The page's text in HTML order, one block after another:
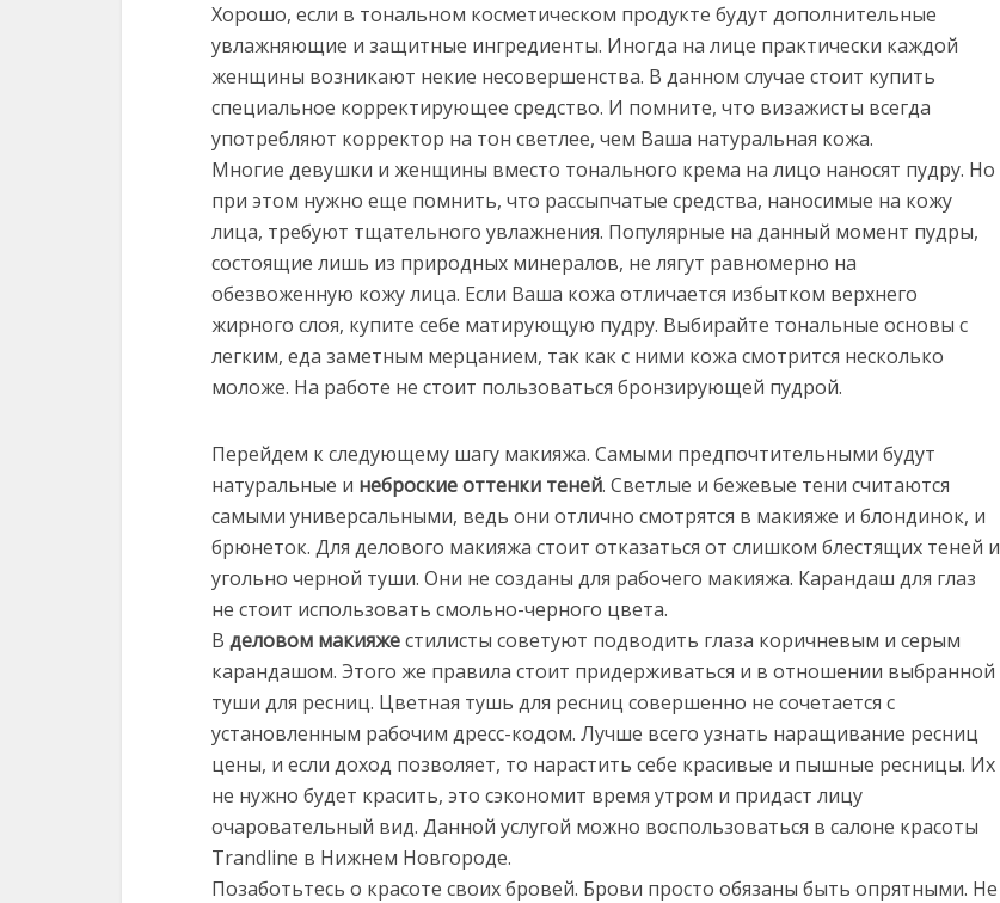
Хорошо, если в тональном косметическом продукте будут дополнительные
увлажняющие и защитные ингредиенты. Иногда на лице практически каждой
женщины возникают некие несовершенства. В данном случае стоит купить
специальное корректирующее средство. И помните, что визажисты всегда
употребляют корректор на тон светлее, чем Ваша натуральная кожа.
Многие девушки и женщины вместо тонального крема на лицо наносят пудру. Но
при этом нужно еще помнить, что рассыпчатые средства, наносимые на кожу
лица, требуют тщательного увлажнения. Популярные на данный момент пудры,
состоящие лишь из природных минералов, не лягут равномерно на
обезвоженную кожу лица. Если Ваша кожа отличается избытком верхнего
жирного слоя, купите себе матирующую пудру. Выбирайте тональные основы с
легким, еда заметным мерцанием, так как с ними кожа смотрится несколько
моложе. На работе не стоит пользоваться бронзирующей пудрой.
Перейдем к следующему шагу макияжа. Самыми предпочтительными будут
натуральные и неброские оттенки теней. Светлые и бежевые тени считаются
самыми универсальными, ведь они отлично смотрятся в макияже и блондинок, и
брюнеток. Для делового макияжа стоит отказаться от слишком блестящих теней и
угольно черной туши. Они не созданы для рабочего макияжа. Карандаш для глаз
не стоит использовать смольно-черного цвета.
В деловом макияжестилисты советуют подводить глаза коричневым и серым
карандашом. Этого же правила стоит придерживаться и в отношении выбранной
туши для ресниц. Цветная тушь для ресниц совершенно не сочетается с
установленным рабочим дресс-кодом. Лучше всего узнать наращивание ресниц
цены, и если доход позволяет, то нарастить себе красивые и пышные ресницы. Их
не нужно будет красить, это сэкономит время утром и придаст лицу
очаровательный вид. Данной услугой можно воспользоваться в салоне красоты
Trandline в Нижнем Новгороде.
Позаботьтесь о красоте своих бровей. Брови просто обязаны быть опрятными. Не